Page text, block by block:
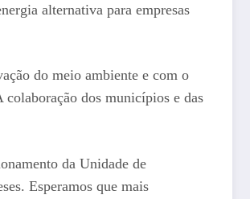
alternativa para empresas
do meio ambiente e com o
colaboração dos municípios e das
da Unidade de
Esperamos que mais